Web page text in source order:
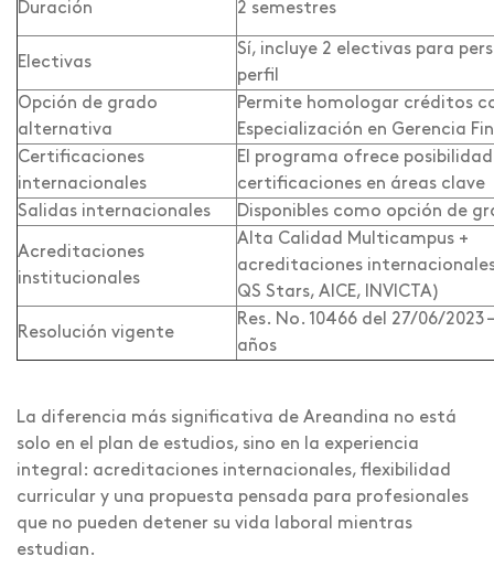
Duración 2 semestres
Electivas
Sí, incluye 2 electivas para
perfil
Opción de grado
alternativa
Permite homologar créditos
Especialización en Gerencia
Certificaciones
internacionales
El programa ofrece
certificaciones en áreas clave
Salidas internacionales
Disponibles como opción de
Acreditaciones
institucionales
Alta Calidad Multicampus +
acreditaciones
QS Stars, AICE, INVICTA)
Resolución vigente
Res. No. 10466 del 27/06/2023
años
La diferencia más significativa de Areandina no está
solo en el plan de estudios, sino en la experiencia
integral: acreditaciones internacionales, flexibilidad
curricular y una propuesta pensada para profesionales
que no pueden detener su vida laboral mientras
estudian.